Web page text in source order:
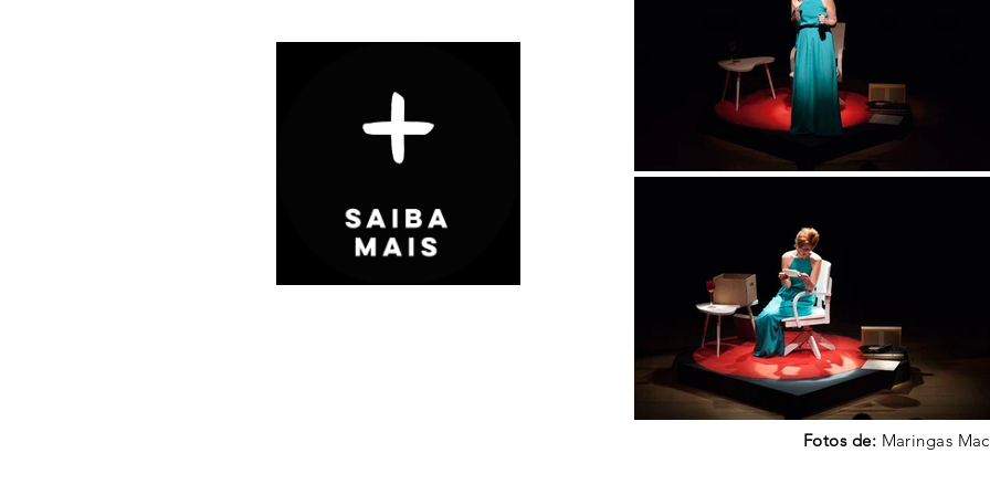
Fotos de: Maringas